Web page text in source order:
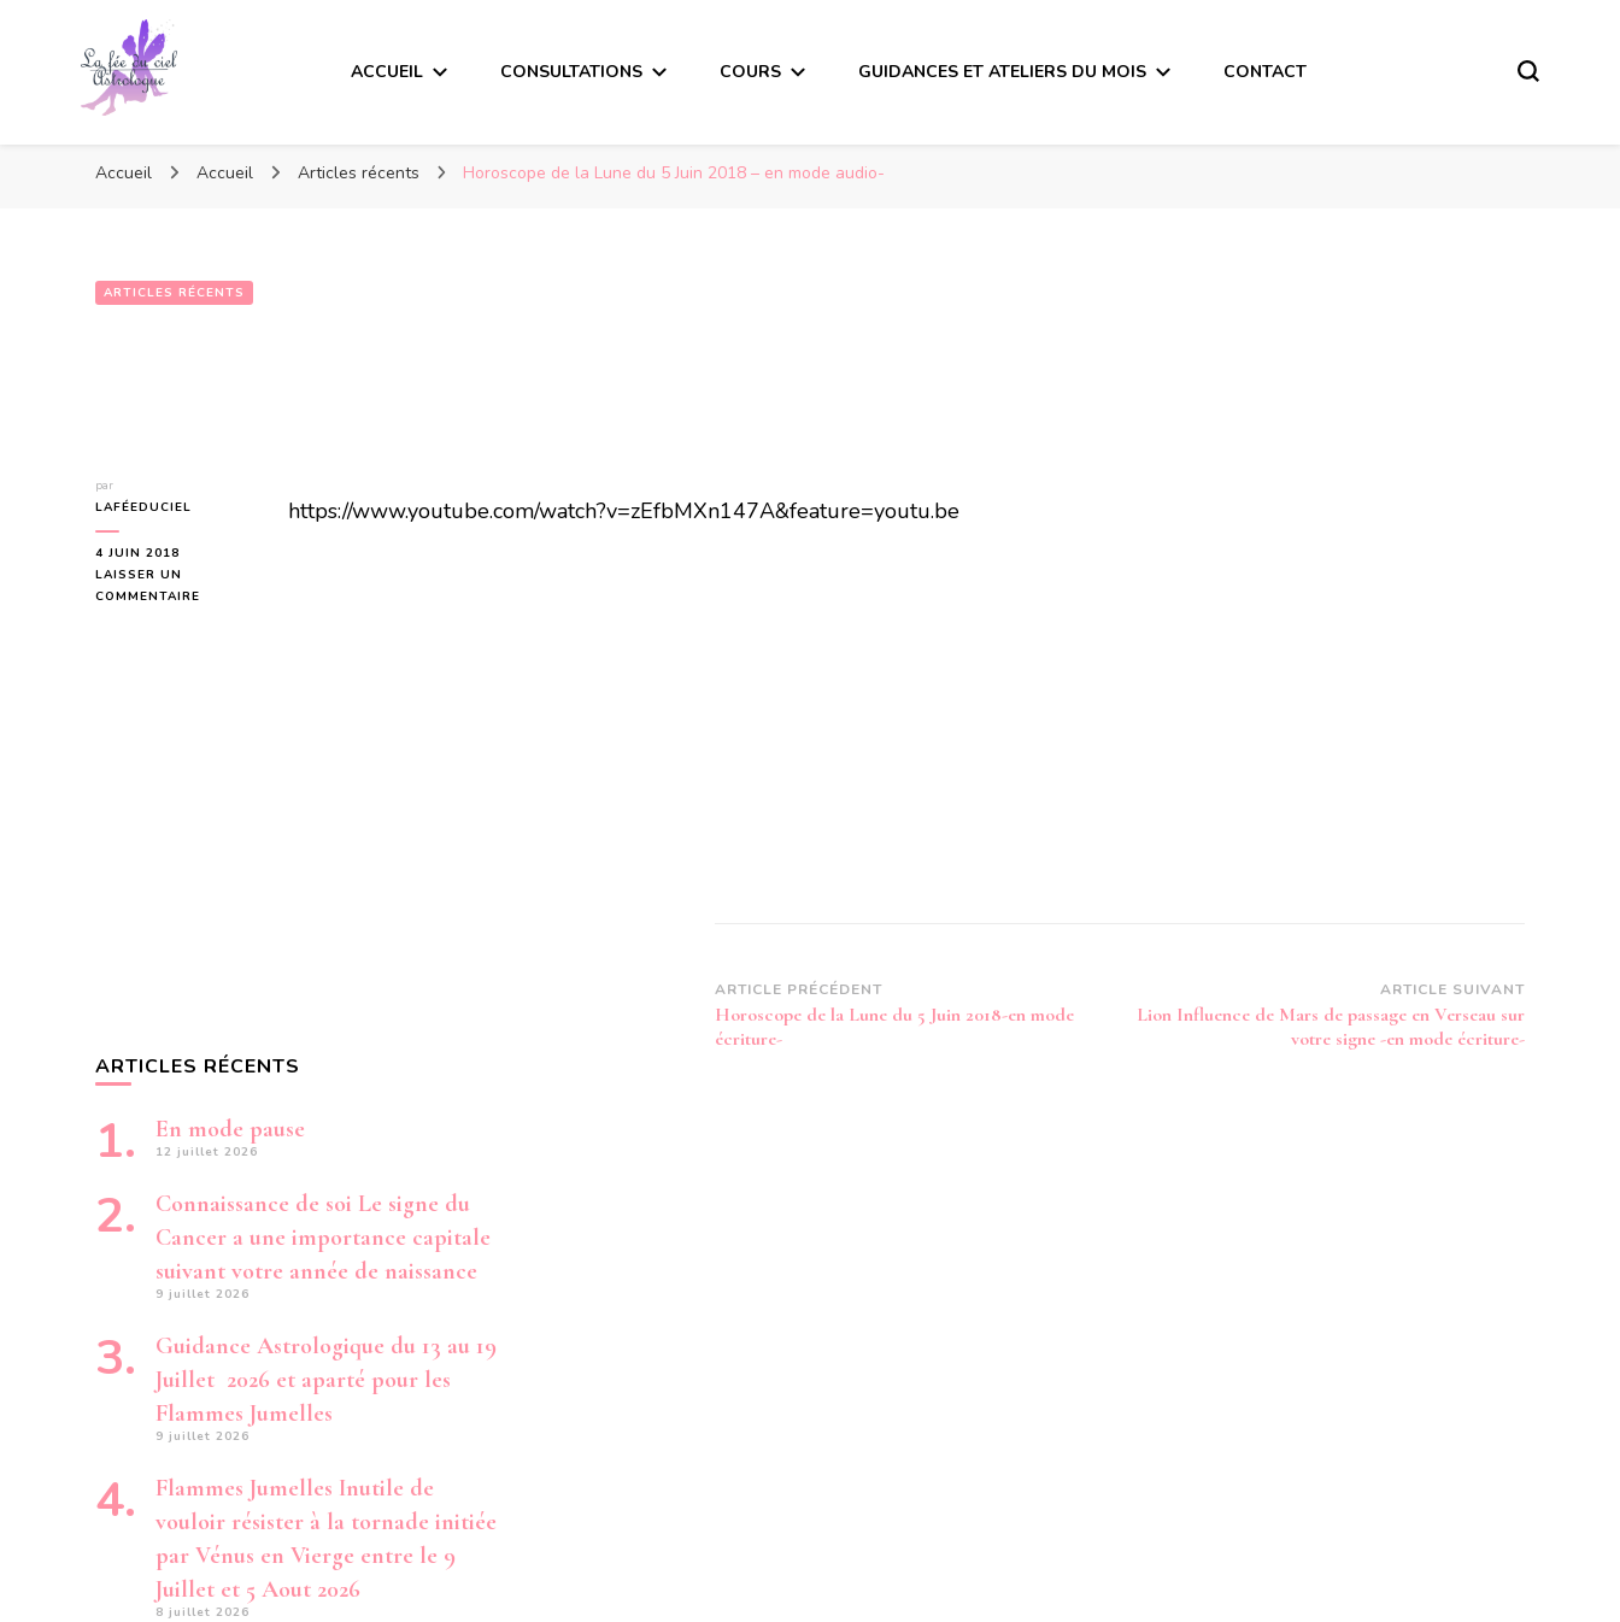
ACCUEIL CONSULTATIONS COURS GUIDANCES ET ATELIERS DU MOIS CONTACT
Accueil Accueil Articles récents Horoscope de la Lune du 5 Juin 2018 – en mode audio-
ARTICLES RÉCENTS
par
LAFÉEDUCIEL
4 JUIN 2018
LAISSER UN
COMMENTAIRE
https://www.youtube.com/watch?v=zEfbMXn147A&feature=youtu.be
Navigation
d’article
ARTICLE PRÉCÉDENT
Horoscope de la Lune du 5 Juin 2018-en mode
écriture-
ARTICLE SUIVANT
Lion Influence de Mars de passage en Verseau sur
votre signe -en mode écriture-
ARTICLES RÉCENTS
En mode pause
12 juillet 2026
Connaissance de soi Le signe du
Cancer a une importance capitale
suivant votre année de naissance
9 juillet 2026
Guidance Astrologique du 13 au 19
Juillet 2026 et aparté pour les
Flammes Jumelles
9 juillet 2026
Flammes Jumelles Inutile de
vouloir résister à la tornade initiée
par Vénus en Vierge entre le 9
Juillet et 5 Aout 2026
8 juillet 2026